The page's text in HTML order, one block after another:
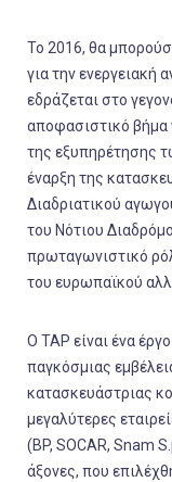
Το 2016, θα
για την ενεργειακή
εδράζεται στο
αποφασιστικό βήμα
της εξυπηρέτησης
έναρξη της
Διαδριατικού
του Νότιου
πρωταγωνιστικό
του ευρωπαϊκού
Ο TAP είναι ένα
παγκόσμιας
κατασκευάστριας
μεγαλύτερες
(BP, SOCAR, Snam
άξονες, που